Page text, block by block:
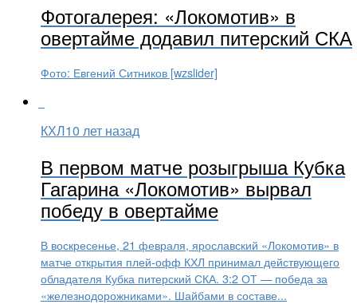
Фотогалерея: «Локомотив» в
овертайме додавил питерский СКА
Фото: Евгений Ситников [wzslider]
КХЛ10 лет назад
В первом матче розыгрыша Кубка
Гагарина «Локомотив» вырвал
победу в овертайме
В воскресенье, 21 февраля, ярославский «Локомотив» в
матче открытия плей-офф КХЛ принимал действующего
обладателя Кубка питерский СКА. 3:2 ОТ — победа за
«железнодорожниками». Шайбами в составе...